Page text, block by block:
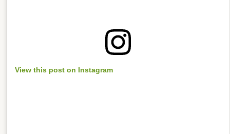
View this post on Instagram